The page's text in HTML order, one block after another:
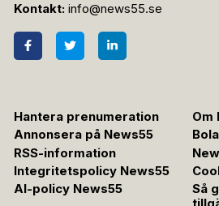
Kontakt: info@news55.se
Hantera prenumeration
Om
Annonsera på News55
RSS-information
Integritetspolicy News55
AI-policy News55
Så